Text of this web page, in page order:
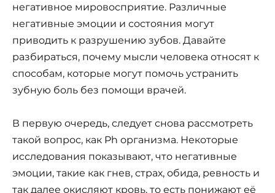
негативное мировосприятие. Различные
негативные эмоции и состояния могут
приводить к разрушению зубов. Давайте
разбираться, почему мысли человека относят к
способам, которые могут помочь устранить
зубную боль без помощи врачей.
В первую очередь, следует снова рассмотреть
такой вопрос, как Ph организма. Некоторые
исследования показывают, что негативные
эмоции, такие как гнев, страх, обида, ревность и
так далее окисляют кровь, то есть понижают её